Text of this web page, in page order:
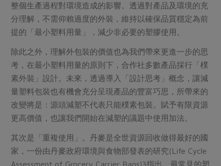
整個生產過程對環境造成的影響。透過對產品及環境的充
分理解，不需仰賴過度的外裝，維持以確保品質穩定為前
提的「最小塑料用量」，減少非必要的塑膠使用。
除此之外，理解外包裝的價值也為我們帶來更進一步的思
考，在最小塑料用量的原則下，合作社多數產品採行「樸
素外裝」設計。未來，透過導入「設計思考」概念，讓減
量塑料包裝也有機會充分呈現產品的豐富巧思，所帶來的
改變將是：源頭減塑不代表只能樸素包裝。賦予有限資源
更高價值，也讓我們開始在減塑的議題中使用加法。
其次是「重複使用」。丹麥是全世資源回收做得最好的國
家，一份由丹麥政府環境與食物部發表的研究(Life Cycle
Assessment of Grocery Carrier Bags)3指出，最常見的塑